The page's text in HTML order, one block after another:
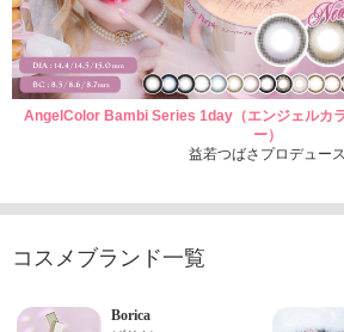
AngelColor Bambi Series 1day（エンジェルカ
ー）
益若つばさプロデュース
コスメブランド一覧